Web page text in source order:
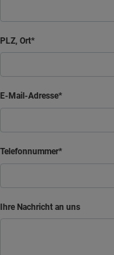
PLZ, Ort
E-Mail-Adresse
Telefonnummer
Ihre Nachricht an uns